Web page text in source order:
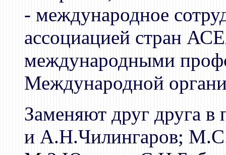
- международное
ассоциацией стран
международными
Международной
Заменяют друг друга
и А.Н.Чилингаров;